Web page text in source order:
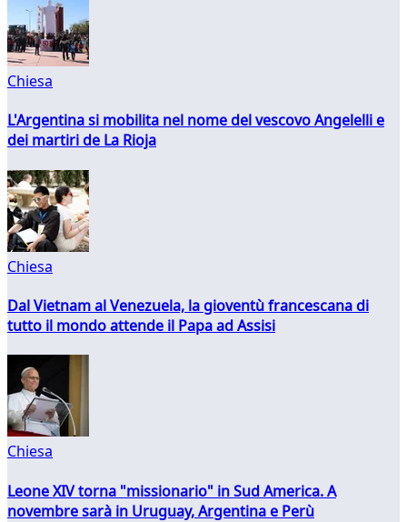
Chiesa
L'Argentina si mobilita nel nome del vescovo Angelelli e
dei martiri de La Rioja
Chiesa
Dal Vietnam al Venezuela, la gioventù francescana di
tutto il mondo attende il Papa ad Assisi
Chiesa
Leone XIV torna "missionario" in Sud America. A
novembre sarà in Uruguay, Argentina e Perù